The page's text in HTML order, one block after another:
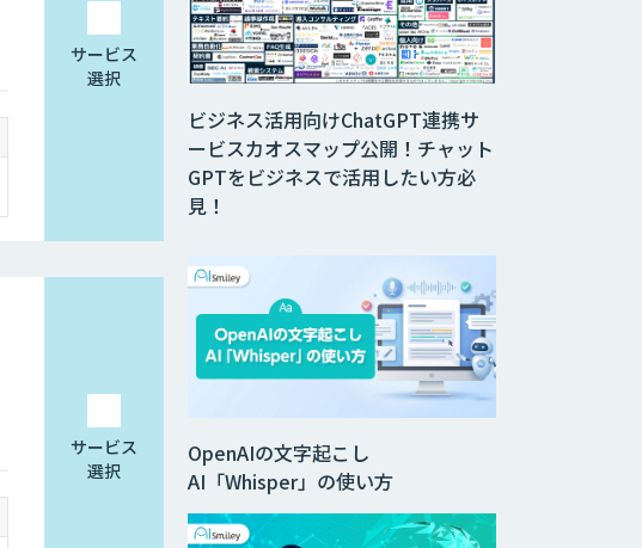
サービス
選択
サービス
選択
OpenAIの文字起こし
AI「Whisper」の使い方
ビジネス活用向けChatGPT連携サ
ービスカオスマップ公開！チャット
GPTをビジネスで活用したい方必
見！